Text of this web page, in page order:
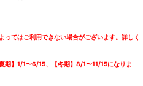
はご利用できない場合がございます。詳しく
1/1〜6/15、【冬期】8/1〜11/15になりま